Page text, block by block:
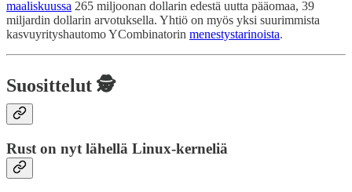
maaliskuussa 265 miljoonan dollarin edestä uutta pääomaa, 39
miljardin dollarin arvotuksella. Yhtiö on myös yksi suurimmista
kasvuyrityshautomo YCombinatorin menestystarinoista.
Suosittelut 🕵️
Rust on nyt lähellä Linux-kerneliä